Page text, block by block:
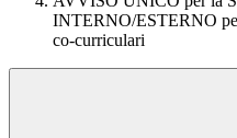
INTERNO/ESTERNO
co-curriculari